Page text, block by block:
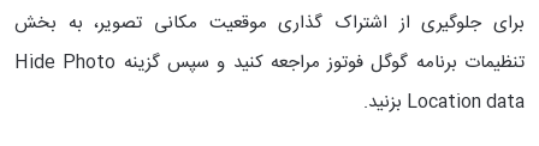
برای جلوگیری از اشتراک گذاری موقعیت مکانی تصویر، به بخش
تنظیمات برنامه گوگل فوتوز مراجعه کنید و سپس گزینه Hide Photo
Location data بزنید.